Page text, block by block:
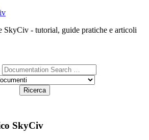
SkyCiv - tutorial, guide pratiche e articoli
SkyCiv